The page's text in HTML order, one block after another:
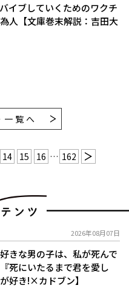
イブしていくためのワクチ
為人【文庫巻末解説：吉田大
一覧へ
14 15 16 … 162
2026年08月07日
きな男の子は、私が死んで
『死にいたるまで君を愛し
好き!×カドブン】